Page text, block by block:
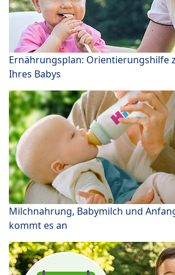
Ernährungsplan: Orientierungshilfe
Ihres Babys
Milchnahrung, Babymilch und
kommt es an